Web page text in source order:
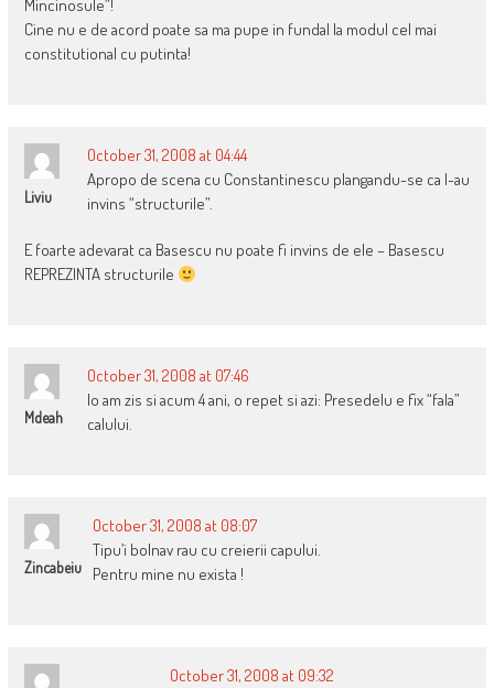
Mincinosule”!
Cine nu e de acord poate sa ma pupe in fundal la modul cel mai
constitutional cu putinta!
Liviu
October 31, 2008 at 04:44
Apropo de scena cu Constantinescu plangandu-se ca l-au
invins “structurile”.
E foarte adevarat ca Basescu nu poate fi invins de ele – Basescu
REPREZINTA structurile
Mdeah
October 31, 2008 at 07:46
Io am zis si acum 4 ani, o repet si azi: Presedelu e fix “fala”
calului.
Zincabeiu
October 31, 2008 at 08:07
Tipu’i bolnav rau cu creierii capului.
Pentru mine nu exista !
October 31, 2008 at 09:32